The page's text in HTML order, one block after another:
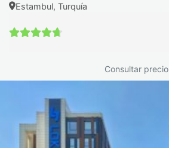
Estambul, Turquía
4.7 / 5
Consultar precio